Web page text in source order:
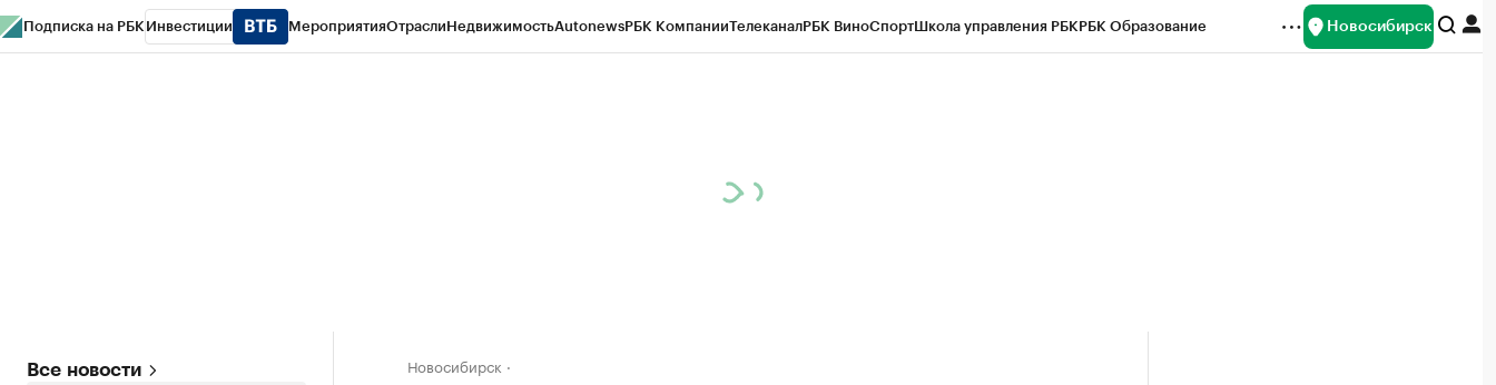
Подписка на РБК Инвестиции МероприятияОтраслиНедвижимостьAutonewsРБК КомпанииТелеканалРБК ВиноСпортШкола управления РБКРБК Образование Новосибирск
Все новости Новосибирск